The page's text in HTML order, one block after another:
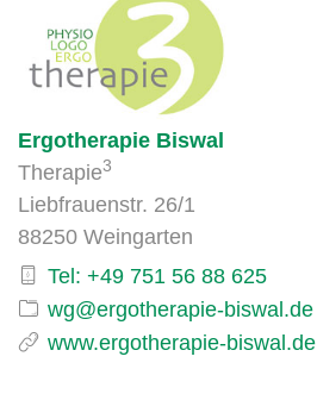
Ergotherapie Biswal
Therapie3
Liebfrauenstr. 26/1
88250 Weingarten
Tel: +49 751 56 88 625
www.ergotherapie-biswal.de